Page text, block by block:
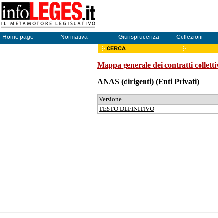
Home page Normativa Giurisprudenza Collezioni
Mappa generale dei contratti
ANAS (dirigenti) (Enti Privati)
Versione
TESTO DEFINITIVO